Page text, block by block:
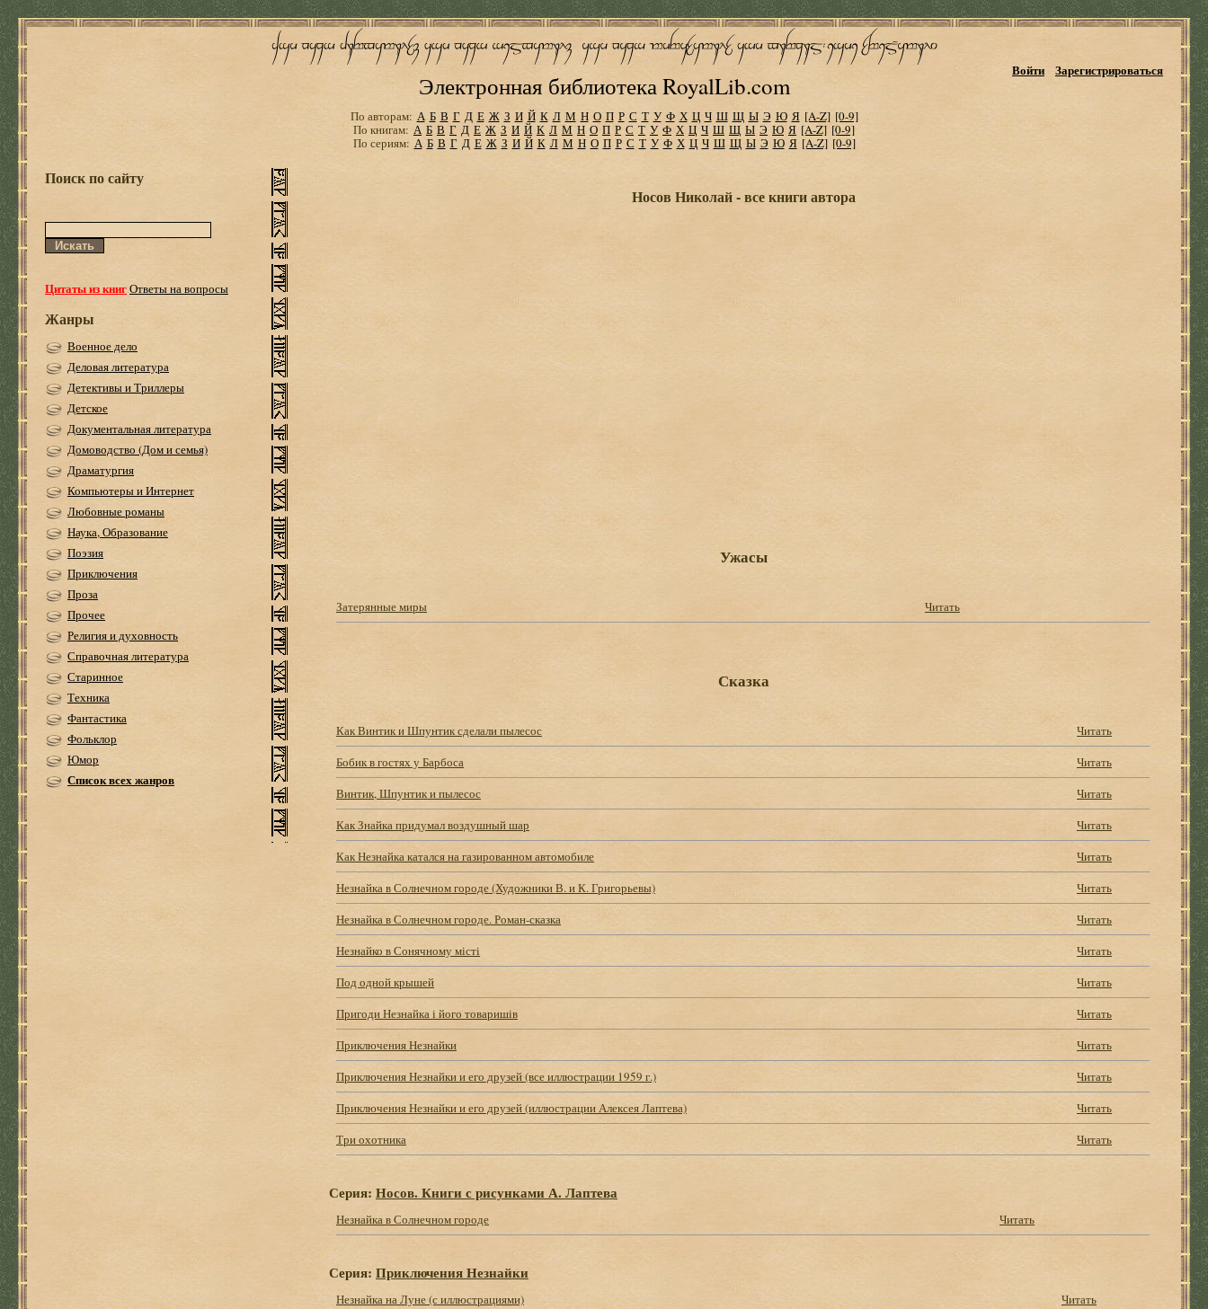
Электронная библиотека RoyalLib.com
Войти Зарегистрироваться
По авторам: А Б В Г Д Е Ж З И Й К Л М Н О П Р С Т У Ф Х Ц Ч Ш Щ Ы Э Ю Я [A-Z] [0-9]
По книгам: А Б В Г Д Е Ж З И Й К Л М Н О П Р С Т У Ф Х Ц Ч Ш Щ Ы Э Ю Я [A-Z] [0-9]
По сериям: А Б В Г Д Е Ж З И Й К Л М Н О П Р С Т У Ф Х Ц Ч Ш Щ Ы Э Ю Я [A-Z] [0-9]
Поиск по сайту
Цитаты из книгОтветы на вопросы
Жанры
Военное дело
Деловая литература
Детективы и Триллеры
Детское
Документальная литература
Домоводство (Дом и семья)
Драматургия
Компьютеры и Интернет
Любовные романы
Наука, Образование
Поэзия
Приключения
Проза
Прочее
Религия и духовность
Справочная литература
Старинное
Техника
Фантастика
Фольклор
Юмор
Список всех жанров
Носов Николай - все книги автора
Ужасы
Затерянные миры Читать
Сказка
Как Винтик и Шпунтик сделали пылесос
Читать
Бобик в гостях у Барбоса
Читать
Винтик, Шпунтик и пылесос
Читать
Как Знайка придумал воздушный шар
Читать
Как Незнайка катался на газированном автомобиле
Читать
Незнайка в Солнечном городе (Художники В. и К. Григорьевы)
Читать
Незнайка в Солнечном городе. Роман-сказка
Читать
Незнайко в Сонячному місті
Читать
Под одной крышей
Читать
Пригоди Незнайка і його товаришів
Читать
Приключения Незнайки
Читать
Приключения Незнайки и его друзей (все иллюстрации 1959 г.)
Читать
Приключения Незнайки и его друзей (иллюстрации Алексея Лаптева)
Читать
Три охотника
Читать
Серия: Носов. Книги с рисунками А. Лаптева
Незнайка в Солнечном городе Читать
Серия: Приключения Незнайки
Незнайка на Луне (с иллюстрациями)
Читать